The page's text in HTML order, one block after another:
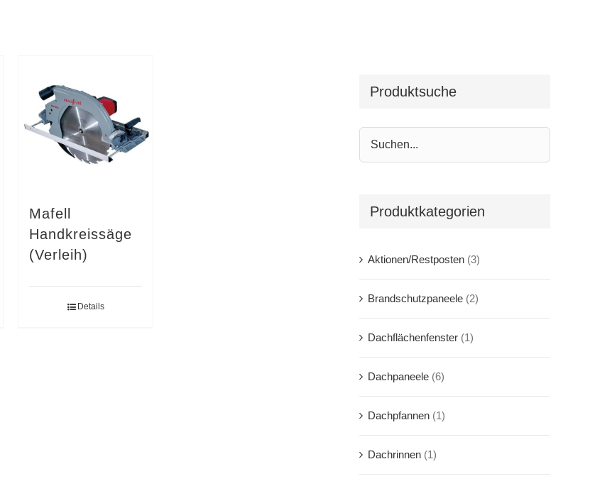
Mafell
Handkreissäge
(Verleih)
Details
Produktsuche
Produktkategorien
Aktionen/Restposten (3)
Brandschutzpaneele (2)
Dachflächenfenster (1)
Dachpaneele (6)
Dachpfannen (1)
Dachrinnen (1)